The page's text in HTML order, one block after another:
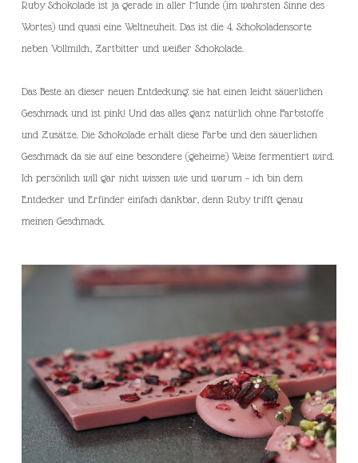
Ruby Schokolade ist ja gerade in aller Munde (im wahrsten Sinne des
Wortes) und quasi eine Weltneuheit. Das ist die 4. Schokoladensorte
neben Vollmilch, Zartbitter und weißer Schokolade.
Das Beste an dieser neuen Entdeckung: sie hat einen leicht säuerlichen
Geschmack und ist pink! Und das alles ganz natürlich ohne Farbstoffe
und Zusätze. Die Schokolade erhält diese Farbe und den säuerlichen
Geschmack da sie auf eine besondere (geheime) Weise fermentiert wird.
Ich persönlich will gar nicht wissen wie und warum – ich bin dem
Entdecker und Erfinder einfach dankbar, denn Ruby trifft genau
meinen Geschmack.